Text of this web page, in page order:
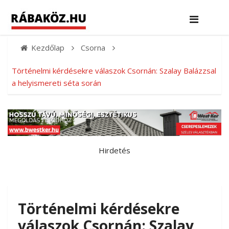
Kezdőlap Csorna
Történelmi kérdésekre válaszok Csornán: Szalay Balázzsal
a helyismereti séta során
Hirdetés
Történelmi kérdésekre